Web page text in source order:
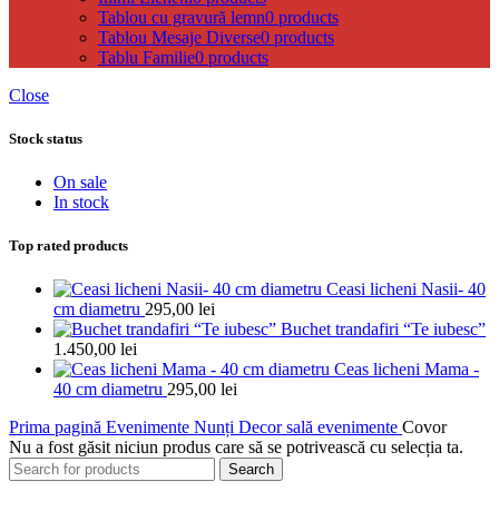
Tablou cu gravură lemn0 products
Tablou Mesaje Diverse0 products
Tablu Familie0 products
Close
Stock status
On sale
In stock
Top rated products
Ceasi licheni Nasii- 40
cm diametru 295,00 lei
Buchet trandafiri “Te iubesc”
1.450,00 lei
Ceas licheni Mama -
40 cm diametru 295,00 lei
Prima pagină Evenimente Nunți Decor sală evenimente Covor
Nu a fost găsit niciun produs care să se potrivească cu selecția ta.
Search